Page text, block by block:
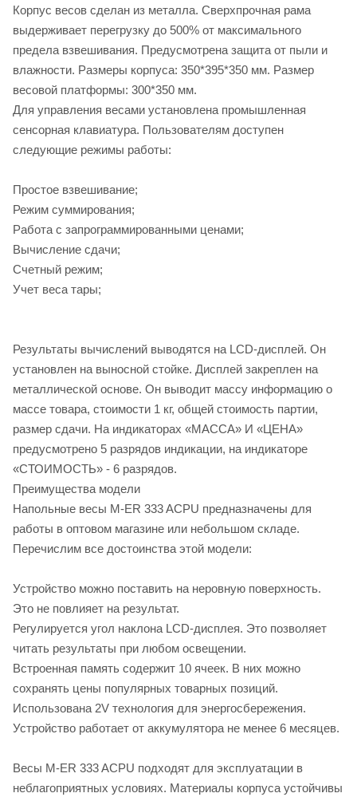
Корпус весов сделан из металла. Сверхпрочная рама
выдерживает перегрузку до 500% от максимального
предела взвешивания. Предусмотрена защита от пыли и
влажности. Размеры корпуса: 350*395*350 мм. Размер
весовой платформы: 300*350 мм.
Для управления весами установлена промышленная
сенсорная клавиатура. Пользователям доступен
следующие режимы работы:
Простое взвешивание;
Режим суммирования;
Работа с запрограммированными ценами;
Вычисление сдачи;
Счетный режим;
Учет веса тары;
Результаты вычислений выводятся на LCD-дисплей. Он
установлен на выносной стойке. Дисплей закреплен на
металлической основе. Он выводит массу информацию о
массе товара, стоимости 1 кг, общей стоимость партии,
размер сдачи. На индикаторах «МАССА» И «ЦЕНА»
предусмотрено 5 разрядов индикации, на индикаторе
«СТОИМОСТЬ» - 6 разрядов.
Преимущества модели
Напольные весы M-ER 333 ACPU предназначены для
работы в оптовом магазине или небольшом складе.
Перечислим все достоинства этой модели:
Устройство можно поставить на неровную поверхность.
Это не повлияет на результат.
Регулируется угол наклона LCD-дисплея. Это позволяет
читать результаты при любом освещении.
Встроенная память содержит 10 ячеек. В них можно
сохранять цены популярных товарных позиций.
Использована 2V технология для энергосбережения.
Устройство работает от аккумулятора не менее 6 месяцев.
Весы M-ER 333 ACPU подходят для эксплуатации в
неблагоприятных условиях. Материалы корпуса устойчивы